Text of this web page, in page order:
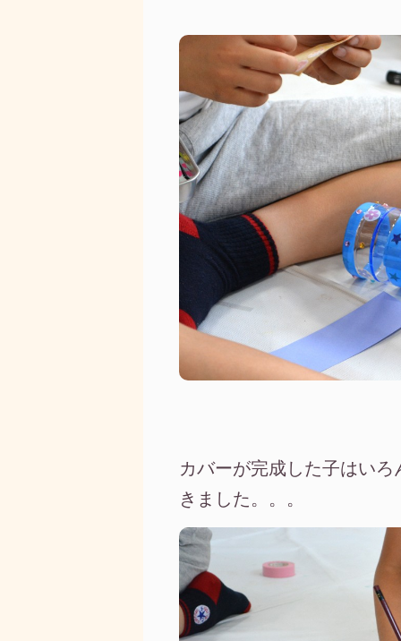
カバーが完成した子はい
きました。。。